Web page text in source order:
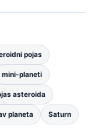
pojas
mini-planeti
asteroida
planeta Saturn